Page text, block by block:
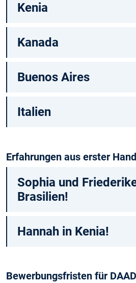
Kenia
Kanada
Buenos Aires
Italien
Erfahrungen aus erster Hand
Sophia und
Brasilien!
Hannah in Kenia!
Bewerbungsfristen für